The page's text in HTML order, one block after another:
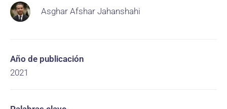
Asghar Afshar Jahanshahi
Año de publicación
2021